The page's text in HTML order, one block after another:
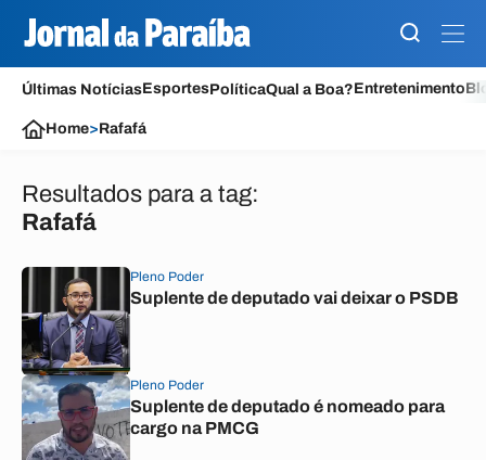
Últimas NotíciasEsportesPolíticaQual a Boa?Entretenimento
Home>Rafafá
Resultados para a tag:
Rafafá
Pleno Poder
Suplente de deputado vai deixar o PSDB
Pleno Poder
Suplente de deputado é nomeado para
cargo na PMCG